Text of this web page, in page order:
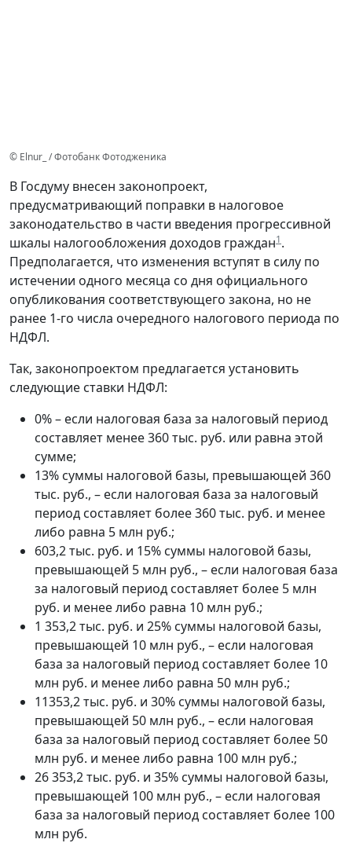
© Elnur_ / Фотобанк Фотодженика
В Госдуму внесен законопроект,
предусматривающий поправки в налоговое
законодательство в части введения прогрессивной
шкалы налогообложения доходов граждан1.
Предполагается, что изменения вступят в силу по
истечении одного месяца со дня официального
опубликования соответствующего закона, но не
ранее 1-го числа очередного налогового периода по
НДФЛ.
Так, законопроектом предлагается установить
следующие ставки НДФЛ:
0% – если налоговая база за налоговый период
составляет менее 360 тыс. руб. или равна этой
сумме;
13% суммы налоговой базы, превышающей 360
тыс. руб., – если налоговая база за налоговый
период составляет более 360 тыс. руб. и менее
либо равна 5 млн руб.;
603,2 тыс. руб. и 15% суммы налоговой базы,
превышающей 5 млн руб., – если налоговая база
за налоговый период составляет более 5 млн
руб. и менее либо равна 10 млн руб.;
1 353,2 тыс. руб. и 25% суммы налоговой базы,
превышающей 10 млн руб., – если налоговая
база за налоговый период составляет более 10
млн руб. и менее либо равна 50 млн руб.;
11353,2 тыс. руб. и 30% суммы налоговой базы,
превышающей 50 млн руб., – если налоговая
база за налоговый период составляет более 50
млн руб. и менее либо равна 100 млн руб.;
26 353,2 тыс. руб. и 35% суммы налоговой базы,
превышающей 100 млн руб., – если налоговая
база за налоговый период составляет более 100
млн руб.